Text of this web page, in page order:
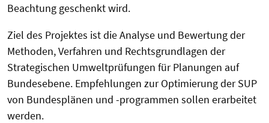
Beachtung geschenkt wird.
Ziel des Projektes ist die Analyse und Bewertung der
Methoden, Verfahren und Rechtsgrundlagen der
Strategischen Umweltprüfungen für Planungen auf
Bundesebene. Empfehlungen zur Optimierung der SUP
von Bundesplänen und -programmen sollen erarbeitet
werden.